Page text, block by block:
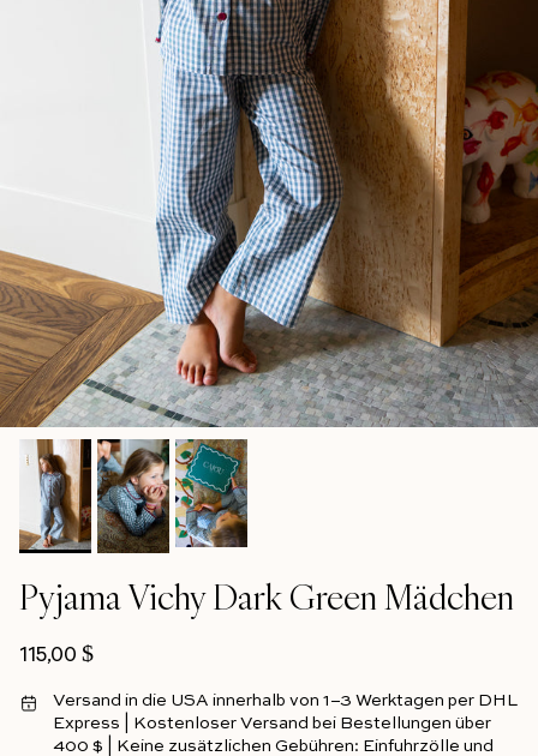
Pyjama Vichy Dark Green Mädchen
Regulärer Preis
115,00 $
Versand in die USA innerhalb von 1–3 Werktagen per DHL
Express | Kostenloser Versand bei Bestellungen über
400 $ | Keine zusätzlichen Gebühren: Einfuhrzölle und